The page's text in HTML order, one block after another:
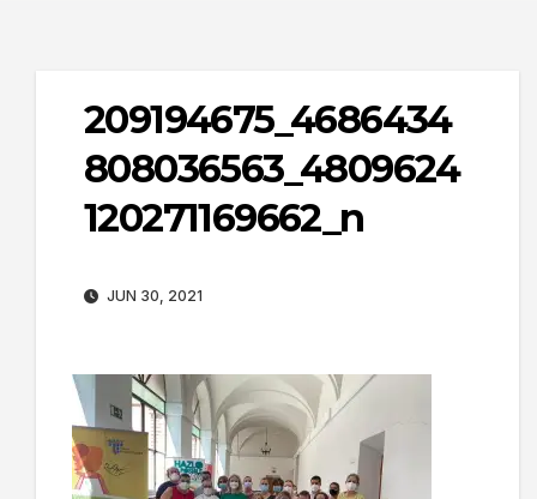
209194675_4686434
808036563_4809624
120271169662_n
JUN 30, 2021